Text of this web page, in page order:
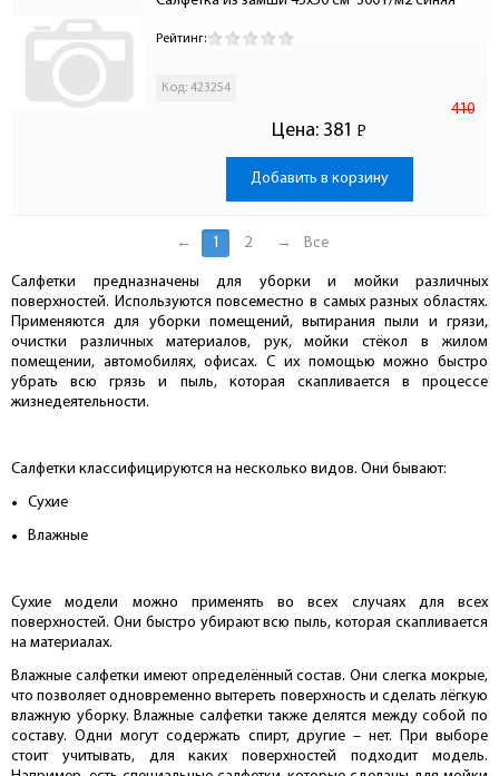
Рейтинг:
Код: 423254
Цена:
410
381 Р
-
Добавить в корзину
← 1 2 → Все
Салфетки предназначены для уборки и мойки различных
поверхностей. Используются повсеместно в самых разных областях.
Применяются для уборки помещений, вытирания пыли и грязи,
очистки различных материалов, рук, мойки стёкол в жилом
помещении, автомобилях, офисах. С их помощью можно быстро
убрать всю грязь и пыль, которая скапливается в процессе
жизнедеятельности.
Салфетки классифицируются на несколько видов. Они бывают:
Сухие
Влажные
Сухие модели можно применять во всех случаях для всех
поверхностей. Они быстро убирают всю пыль, которая скапливается
на материалах.
Влажные салфетки имеют определённый состав. Они слегка мокрые,
что позволяет одновременно вытереть поверхность и сделать лёгкую
влажную уборку. Влажные салфетки также делятся между собой по
составу. Одни могут содержать спирт, другие – нет. При выборе
стоит учитывать, для каких поверхностей подходит модель.